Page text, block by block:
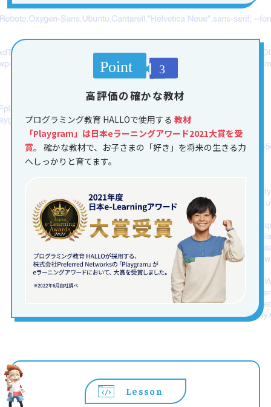
高評価の確かな教材
プログラミング教育 HALLOで使用する 教材
「Playgram」は日本eラーニングアワード2021大賞を受
賞。 確かな教材で、お子さまの「好き」を将来の生きる力
へしっかりと育てます。
Lesson